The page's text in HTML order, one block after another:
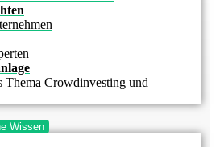
Thema Crowdinvesting und
Wissen